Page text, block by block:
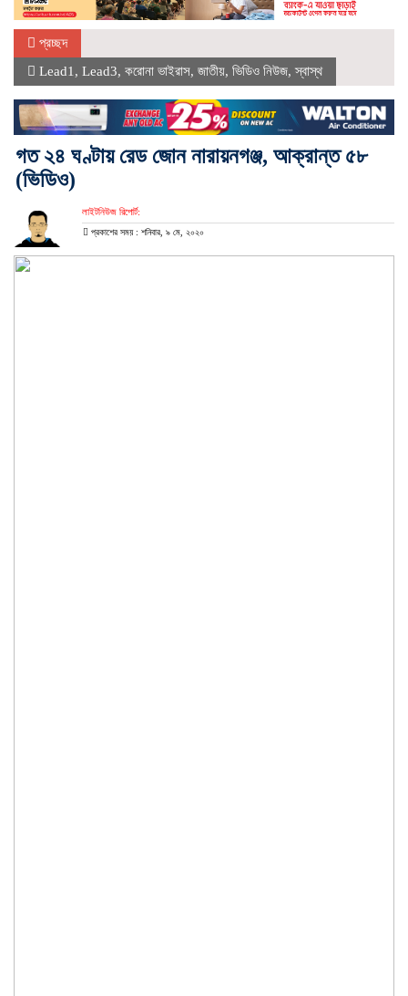
প্রচ্ছদ
Lead1 , Lead3, করোনা ভাইরাস, জাতীয়, ভিডিও নিউজ, স্বাস্থ
গত ২৪ ঘণ্টায় রেড জোন নারায়নগঞ্জ, আক্রান্ত ৫৮
(ভিডিও)
লাইটনিউজ রিপোর্ট:
প্রকাশের সময় : শনিবার, ৯ মে, ২০২০